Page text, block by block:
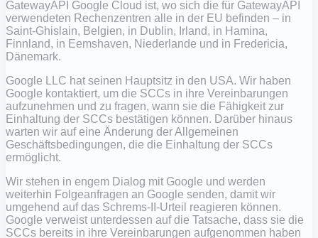
GatewayAPI Google Cloud ist, wo sich die für GatewayAPI
verwendeten Rechenzentren alle in der EU befinden – in
Saint-Ghislain, Belgien, in Dublin, Irland, in Hamina,
Finnland, in Eemshaven, Niederlande und in Fredericia,
Dänemark.
Google LLC hat seinen Hauptsitz in den USA. Wir haben
Google kontaktiert, um die SCCs in ihre Vereinbarungen
aufzunehmen und zu fragen, wann sie die Fähigkeit zur
Einhaltung der SCCs bestätigen können. Darüber hinaus
warten wir auf eine Änderung der Allgemeinen
Geschäftsbedingungen, die die Einhaltung der SCCs
ermöglicht.
Wir stehen in engem Dialog mit Google und werden
weiterhin Folgeanfragen an Google senden, damit wir
umgehend auf das Schrems-II-Urteil reagieren können.
Google verweist unterdessen auf die Tatsache, dass sie die
SCCs bereits in ihre Vereinbarungen aufgenommen haben